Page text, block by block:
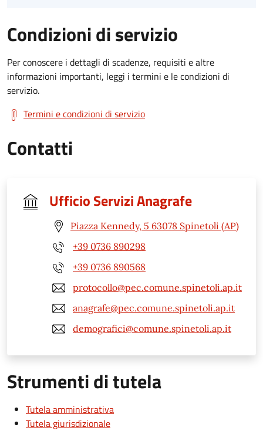
Condizioni di servizio
Per conoscere i dettagli di scadenze, requisiti e altre
informazioni importanti, leggi i termini e le condizioni di
servizio.
Termini e condizioni di servizio
Contatti
Ufficio Servizi Anagrafe
Piazza Kennedy, 5 63078 Spinetoli (AP)
+39 0736 890298
+39 0736 890568
protocollo@pec.comune.spinetoli.ap.it
anagrafe@pec.comune.spinetoli.ap.it
demografici@comune.spinetoli.ap.it
Strumenti di tutela
Tutela amministrativa
Tutela giurisdizionale